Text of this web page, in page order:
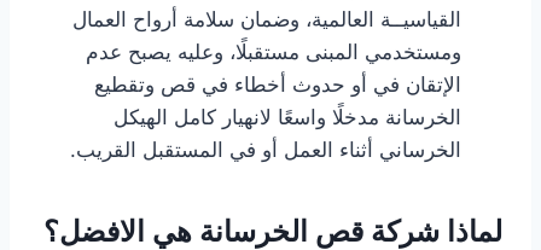
القياسيــة العالمية، وضمان سلامة أرواح العمال
ومستخدمي المبنى مستقبلًا، وعليه يصبح عدم
الإتقان في أو حدوث أخطاء في قص وتقطيع
الخرسانة مدخلًا واسعًا لانهيار كامل الهيكل
الخرساني أثناء العمل أو في المستقبل القريب.
لماذا شركة قص الخرسانة هي الافضل؟